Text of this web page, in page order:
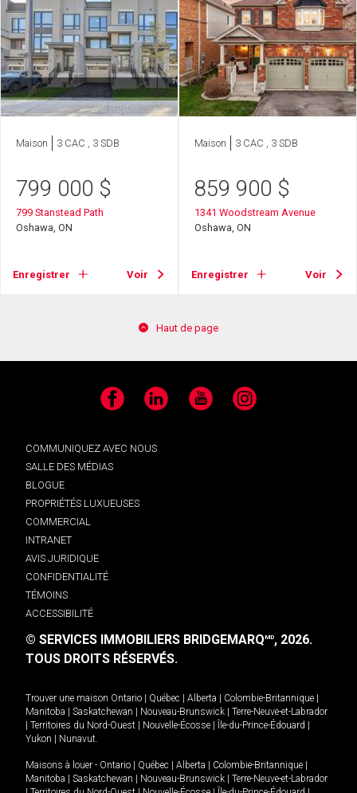
Maison 3 CAC , 3 SDB
799 000 $
799 Stanstead Path
Oshawa, ON
Enregistrer Voir
Maison 3 CAC , 3 SDB
859 900 $
1341 Woodstream Avenue
Oshawa, ON
Enregistrer Voir
Haut de page
Facebook LinkedIn YouTube Instagram
COMMUNIQUEZ AVEC NOUS
SALLE DES MÉDIAS
BLOGUE
PROPRIÉTÉS LUXUEUSES
COMMERCIAL
INTRANET
AVIS JURIDIQUE
CONFIDENTIALITÉ
TÉMOINS
ACCESSIBILITÉ
© SERVICES IMMOBILIERS BRIDGEMARQMD, 2026.
TOUS DROITS RÉSERVÉS.
Trouver une maison Ontario Québec Alberta Colombie-Britannique
Manitoba
Saskatchewan Nouveau-Brunswick
Terre-Neuve-et-Labrador
Territoires du Nord-Ouest Nouvelle-Écosse Île-du-Prince-Édouard
Yukon
Nunavut.
Maisons à louer - Ontario Québec Alberta Colombie-Britannique
Manitoba
Saskatchewan Nouveau-Brunswick
Terre-Neuve-et-Labrador